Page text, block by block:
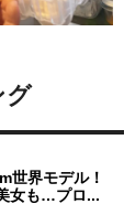
グ
世界モデル！
女も…プロ...